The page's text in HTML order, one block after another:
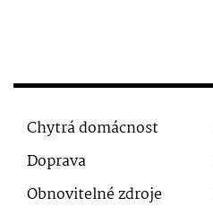
Chytrá domácnost
Doprava
Obnovitelné zdroje